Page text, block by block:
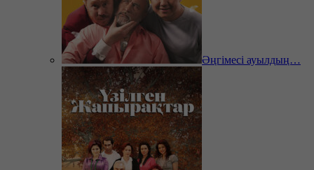
Әңгімесі ауылдың…